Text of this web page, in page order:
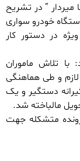
” در تشریح
خودرو سواری
در دستور کار
با تلاش ماموران
لازم و طی هماهنگی
دستگیر و یک
مالباخته شد.
متشکله جهت